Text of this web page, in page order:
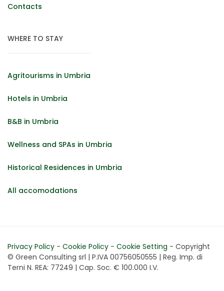
Contacts
WHERE TO STAY
Agritourisms in Umbria
Hotels in Umbria
B&B in Umbria
Wellness and SPAs in Umbria
Historical Residences in Umbria
All accomodations
Privacy Policy - Cookie Policy - Cookie Setting - Copyright
© Green Consulting srl | P.IVA 00756050555 | Reg. Imp. di
Terni N. REA: 77249 | Cap. Soc. € 100.000 I.V.